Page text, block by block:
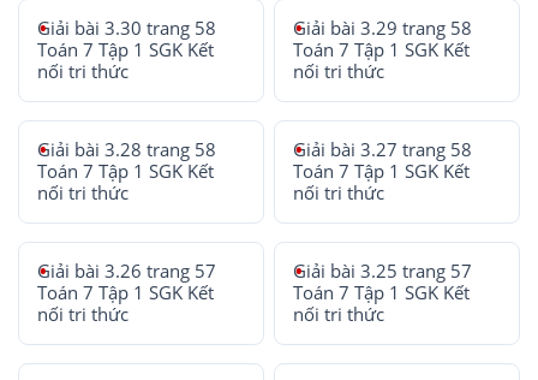
Giải bài 3.30 trang 58
Toán 7 Tập 1 SGK Kết
nối tri thức
Giải bài 3.29 trang 58
Toán 7 Tập 1 SGK Kết
nối tri thức
Giải bài 3.28 trang 58
Toán 7 Tập 1 SGK Kết
nối tri thức
Giải bài 3.27 trang 58
Toán 7 Tập 1 SGK Kết
nối tri thức
Giải bài 3.26 trang 57
Toán 7 Tập 1 SGK Kết
nối tri thức
Giải bài 3.25 trang 57
Toán 7 Tập 1 SGK Kết
nối tri thức